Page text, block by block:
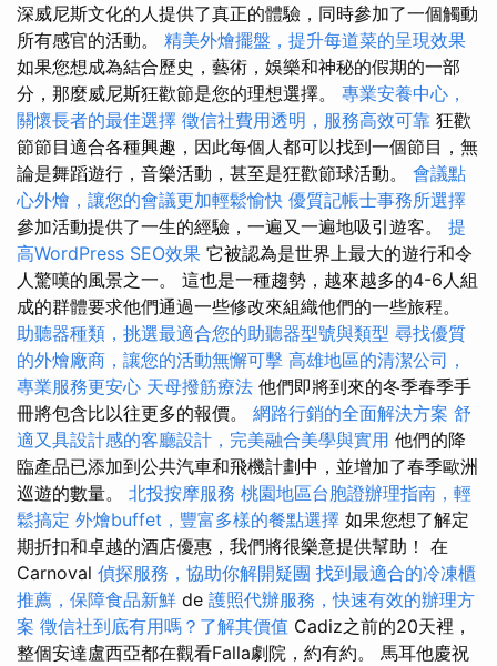
深威尼斯文化的人提供了真正的體驗，同時參加了一個觸動
所有感官的活動。 精美外燴擺盤，提升每道菜的呈現效果
如果您想成為結合歷史，藝術，娛樂和神秘的假期的一部
分，那麼威尼斯狂歡節是您的理想選擇。 專業安養中心，
關懷長者的最佳選擇 徵信社費用透明，服務高效可靠 狂歡
節節目適合各種興趣，因此每個人都可以找到一個節目，無
論是舞蹈遊行，音樂活動，甚至是狂歡節球活動。 會議點
心外燴，讓您的會議更加輕鬆愉快 優質記帳士事務所選擇
參加活動提供了一生的經驗，一遍又一遍地吸引遊客。 提
高WordPress SEO效果 它被認為是世界上最大的遊行和令
人驚嘆的風景之一。 這也是一種趨勢，越來越多的4-6人組
成的群體要求他們通過一些修改來組織他們的一些旅程。
助聽器種類，挑選最適合您的助聽器型號與類型 尋找優質
的外燴廠商，讓您的活動無懈可擊 高雄地區的清潔公司，
專業服務更安心 天母撥筋療法 他們即將到來的冬季春季手
冊將包含比以往更多的報價。 網路行銷的全面解決方案 舒
適又具設計感的客廳設計，完美融合美學與實用 他們的降
臨產品已添加到公共汽車和飛機計劃中，並增加了春季歐洲
巡遊的數量。 北投按摩服務 桃園地區台胞證辦理指南，輕
鬆搞定 外燴buffet，豐富多樣的餐點選擇 如果您想了解定
期折扣和卓越的酒店優惠，我們將很樂意提供幫助！ 在
Carnoval 偵探服務，協助你解開疑團 找到最適合的冷凍櫃
推薦，保障食品新鮮 de 護照代辦服務，快速有效的辦理方
案 徵信社到底有用嗎？了解其價值 Cadiz之前的20天裡，
整個安達盧西亞都在觀看Falla劇院，約有約。 馬耳他慶祝